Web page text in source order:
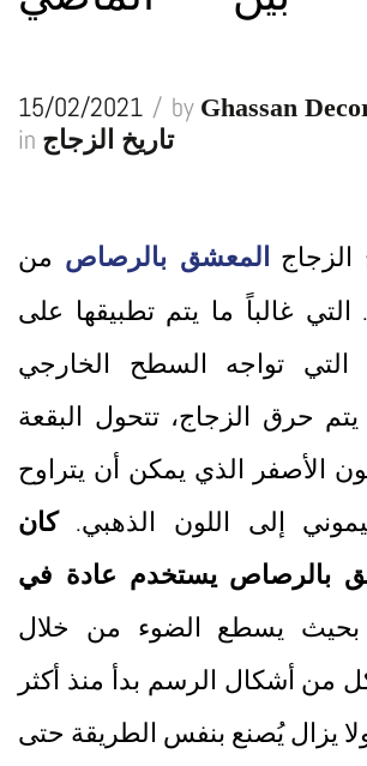
15/02/2021 by Ghassan
in تاريخ الزجاج
المعشق بالرصاص من
التي غالباً ما يتم تطبيقها على
التي تواجه السطح الخارجي
يتم حرق الزجاج، تتحول البقعة
الأصفر الذي يمكن أن يتراوح
إلى اللون الذهبي. كان
بالرصاص يستخدم عادة في
بحيث يسطع الضوء من خلال
من أشكال الرسم بدأ منذ أكثر
عام ولا يزال يُصنع بنفس الطريقة حتى